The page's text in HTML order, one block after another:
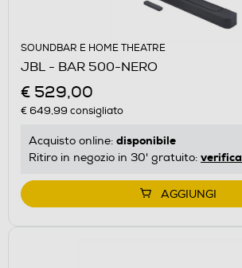
SOUNDBAR E HOME THEATRE
JBL - BAR 500-NERO
€ 529,00
€ 649,99 consigliato
Acquisto online: disponibile
Ritiro in negozio in 30' gratuito: verifica
AGGIUNGI